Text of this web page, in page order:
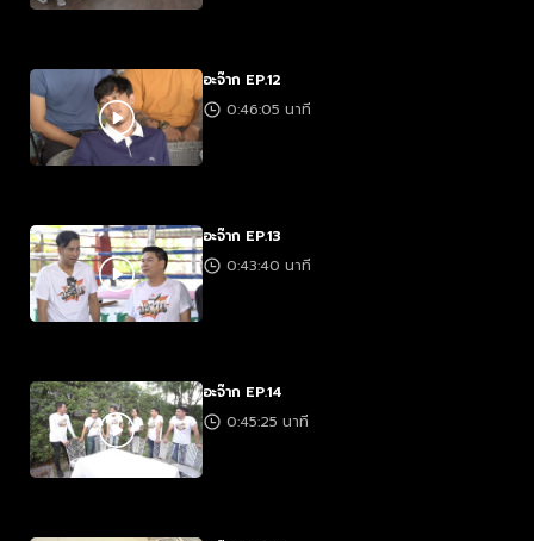
อะจ๊าก EP.12
0:46:05 นาที
อะจ๊าก EP.13
0:43:40 นาที
อะจ๊าก EP.14
0:45:25 นาที